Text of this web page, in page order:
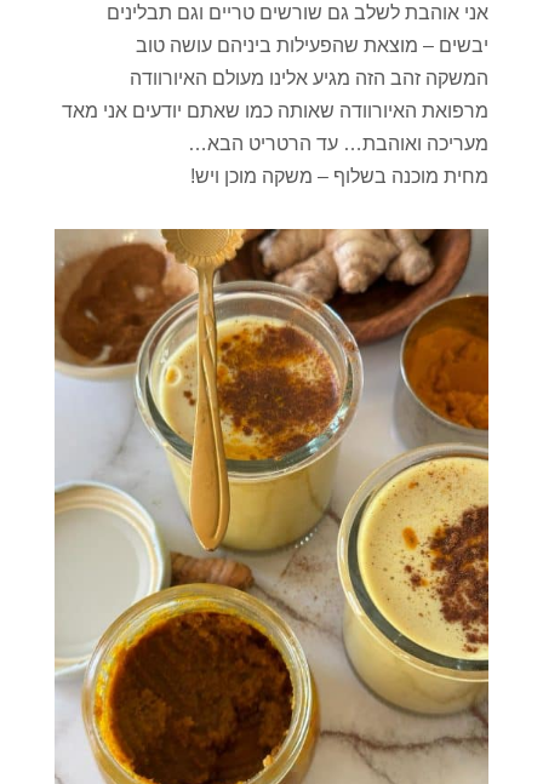
אני אוהבת לשלב גם שורשים טריים וגם תבלינים
יבשים – מוצאת שהפעילות ביניהם עושה טוב
המשקה זהב הזה מגיע אלינו מעולם האיורוודה
מרפואת האיורוודה שאותה כמו שאתם יודעים אני מאד
מעריכה ואוהבת… עד הרטריט הבא…
מחית מוכנה בשלוף – משקה מוכן ויש!